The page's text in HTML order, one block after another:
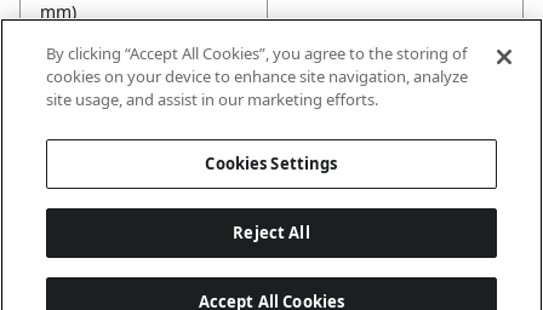
mm)
KIP -
Temperaturbeständigkeit
90
By clicking “Accept All Cookies”, you agree to the storing of
cookies on your device to enhance site navigation, analyze
site usage, and assist in our marketing efforts.
Cookies Settings
Reject All
Accept All Cookies